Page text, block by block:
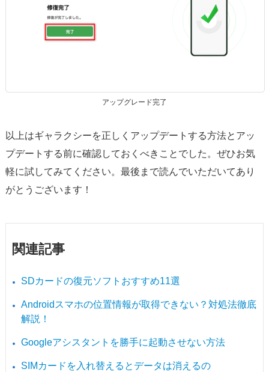
アップグレード完了
以上はギャラクシーを正しくアップデートする方法とアッ
プデートする前に確認しておくべきことでした。ぜひお気
軽に試してみてください。最後まで読んでいただいてあり
がとうございます！
関連記事
SDカードの復元ソフトおすすめ11選
Androidスマホの位置情報が取得できない？対処法徹底
解説！
Googleアシスタントを勝手に起動させない方法
SIMカードを入れ替えるとデータは消えるの